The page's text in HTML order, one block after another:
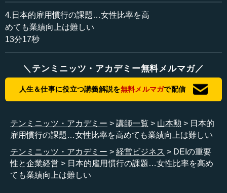
大事です。
特に認知的DEIがそれほど進んでいない、あるいは日本の
ように――日本では「多様性」というと、どうしても男女
が注目されるのですが――まだまだ女性活躍推進が必ずし
も進んでいないというような状況では、認知的DEIを進めて
いって、男女のDEI、多様性を追求するような方向性も大事
ですが、そこにかなり時間がかかる可能性があります。む
しろ、人口統計的な男女の多様性に注目して、そこを少し
結果的に認知的DEIが広がっていくという方向も大事ではな
いかと思います。
それから男女の観点でいくと、先ほど管理職女性比率や
役員女性比率が必ずしも業績にプラスの影響を与えないと
いう結果が出てきていましたが（第1話目）、ここをもう少
4.日本的雇用慣行の課題…女性比率を高
めても業績向上は難しい
13分17秒
＼テンミニッツ・アカデミー無料メルマガ／
人生＆仕事に役立つ講義解説を無料メルマガで配信
テンミニッツ・アカデミー 講師一覧 山本勲
日本的
雇用慣行の課題…女性比率を高めても業績向上は難しい
テンミニッツ・アカデミー
経営ビジネス
DEIの重要
性と企業経営
日本的雇用慣行の課題…女性比率を高め
ても業績向上は難しい